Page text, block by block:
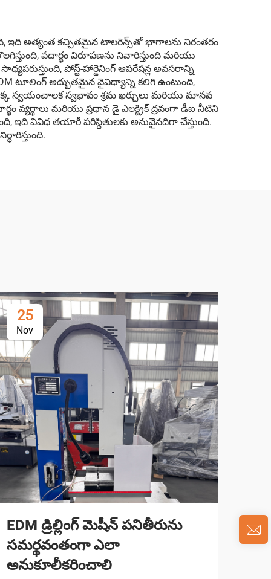
ఇది అత్యంత కచ్చితమైన టాలరెన్స్‌తో భాగాలను నిరంతరం
పదార్థం విరూపణను నివారిస్తుంది మరియు
పోస్ట్-హార్డెనింగ్ ఆపరేషన్ల అవసరాన్ని
టూలింగ్ అద్భుతమైన వైవిధ్యాన్ని కలిగి ఉంటుంది,
స్వయంచాలక స్వభావం శ్రమ ఖర్చులు మరియు మానవ
వ్యర్థాలు మరియు ప్రధాన డై ఎలక్ట్రిక్ ద్రవంగా డీఐ నీటిని
వివిధ తయారీ పరిస్థితులకు అనువైనదిగా చేస్తుంది.
25
Nov
EDM డ్రిల్లింగ్ మెషీన్ పనితీరును
సమర్థవంతంగా ఎలా
అనుకూలీకరించాలి